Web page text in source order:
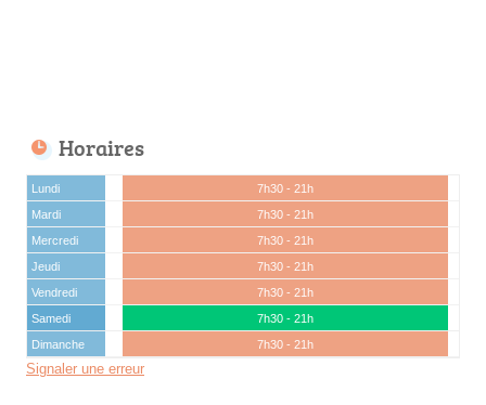
Horaires
Lundi
7h30 - 21h
Mardi
7h30 - 21h
Mercredi
7h30 - 21h
Jeudi
7h30 - 21h
Vendredi
7h30 - 21h
Samedi
7h30 - 21h
Dimanche
7h30 - 21h
Signaler une erreur